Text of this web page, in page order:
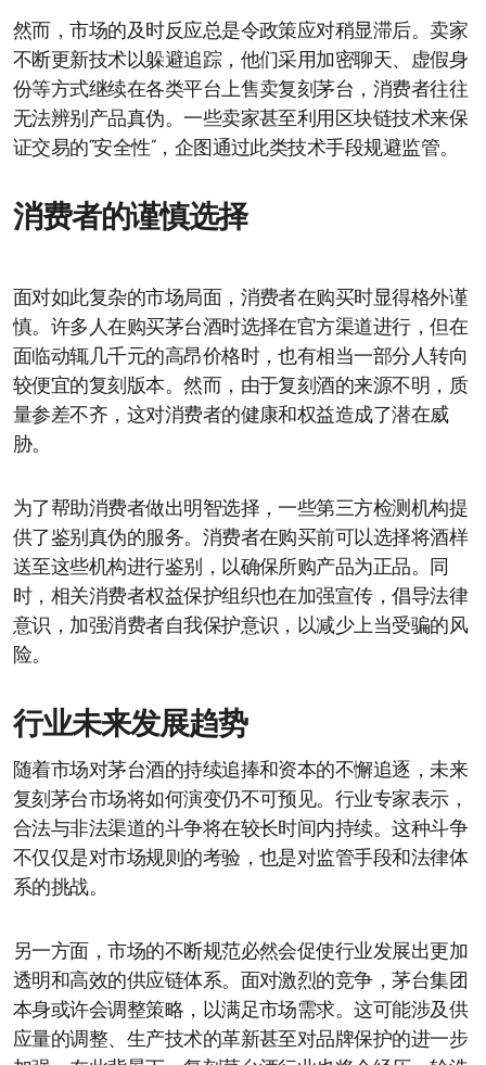
然而，市场的及时反应总是令政策应对稍显滞后。卖家
不断更新技术以躲避追踪，他们采用加密聊天、虚假身
份等方式继续在各类平台上售卖复刻茅台，消费者往往
无法辨别产品真伪。一些卖家甚至利用区块链技术来保
证交易的“安全性”，企图通过此类技术手段规避监管。
消费者的谨慎选择
面对如此复杂的市场局面，消费者在购买时显得格外谨
慎。许多人在购买茅台酒时选择在官方渠道进行，但在
面临动辄几千元的高昂价格时，也有相当一部分人转向
较便宜的复刻版本。然而，由于复刻酒的来源不明，质
量参差不齐，这对消费者的健康和权益造成了潜在威
胁。
为了帮助消费者做出明智选择，一些第三方检测机构提
供了鉴别真伪的服务。消费者在购买前可以选择将酒样
送至这些机构进行鉴别，以确保所购产品为正品。同
时，相关消费者权益保护组织也在加强宣传，倡导法律
意识，加强消费者自我保护意识，以减少上当受骗的风
险。
行业未来发展趋势
随着市场对茅台酒的持续追捧和资本的不懈追逐，未来
复刻茅台市场将如何演变仍不可预见。行业专家表示，
合法与非法渠道的斗争将在较长时间内持续。这种斗争
不仅仅是对市场规则的考验，也是对监管手段和法律体
系的挑战。
另一方面，市场的不断规范必然会促使行业发展出更加
透明和高效的供应链体系。面对激烈的竞争，茅台集团
本身或许会调整策略，以满足市场需求。这可能涉及供
应量的调整、生产技术的革新甚至对品牌保护的进一步